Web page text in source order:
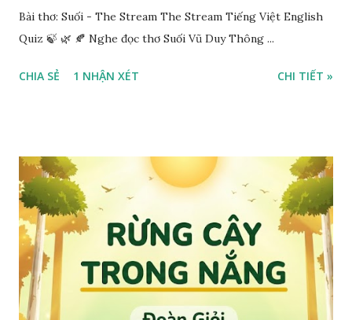
Bài thơ: Suối - The Stream The Stream Tiếng Việt English
Quiz 🍃 🌿 🍂 Nghe đọc thơ Suối Vũ Duy Thông ...
CHIA SẺ 1 NHẬN XÉT CHI TIẾT »